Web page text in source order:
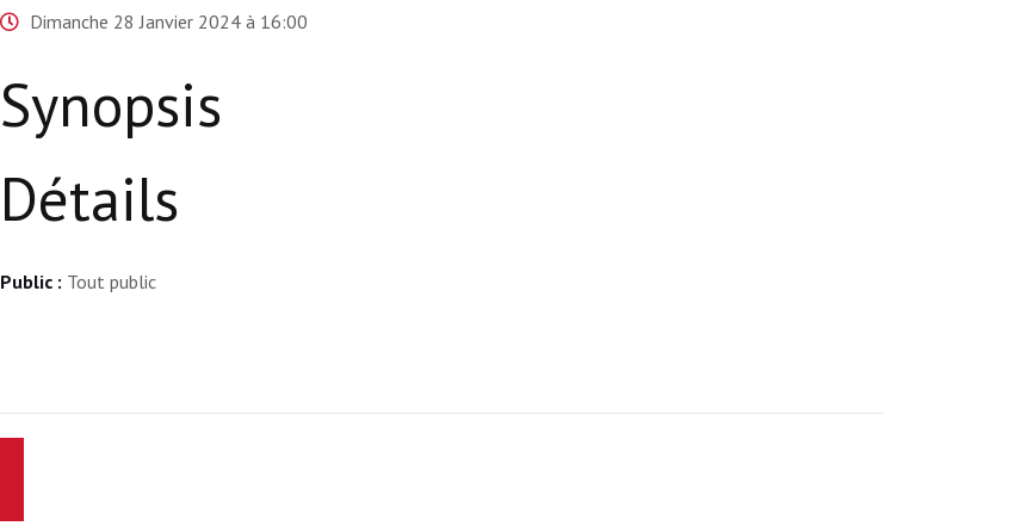
Dimanche 28 Janvier 2024 à 16:00
Synopsis
Détails
Public : Tout public